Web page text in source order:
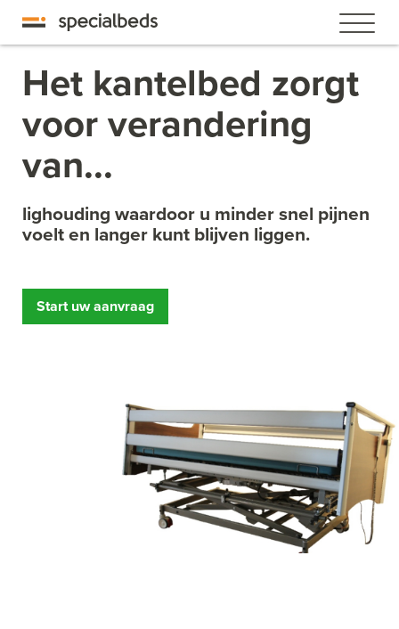
Het kantelbed zorgt
voor verandering
van...
lighouding waardoor u minder snel pijnen
voelt en langer kunt blijven liggen.
Start uw aanvraag